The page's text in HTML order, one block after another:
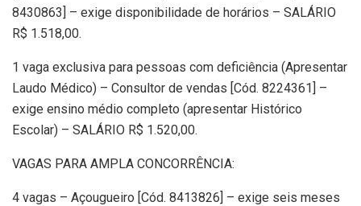
8430863] – exige disponibilidade de horários – SALÁRIO
R$ 1.518,00.
1 vaga exclusiva para pessoas com deficiência (Apresentar
Laudo Médico) – Consultor de vendas [Cód. 8224361] –
exige ensino médio completo (apresentar Histórico
Escolar) – SALÁRIO R$ 1.520,00.
VAGAS PARA AMPLA CONCORRÊNCIA:
4 vagas – Açougueiro [Cód. 8413826] – exige seis meses